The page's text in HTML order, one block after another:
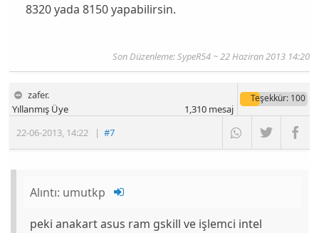
8320 yada 8150 yapabilirsin.
Son Düzenleme: SypeR54 ~ 22 Haziran 2013 14:20
zafer.
22-06-2013, 14:22 |#7
Yıllanmış Üye
Teşekkür: 100
1,310mesaj
Alıntı: umutkp
peki anakart asus ram gskill ve işlemci intel